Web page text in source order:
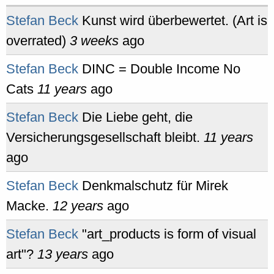
Stefan Beck Kunst wird überbewertet. (Art is
overrated) 3 weeks ago
Stefan Beck DINC = Double Income No
Cats 11 years ago
Stefan Beck Die Liebe geht, die
Versicherungsgesellschaft bleibt. 11 years
ago
Stefan Beck Denkmalschutz für Mirek
Macke. 12 years ago
Stefan Beck "art_products is form of visual
art"? 13 years ago